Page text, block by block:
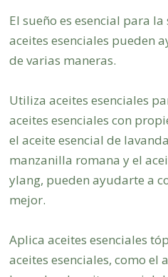
El sueño es esencial para
aceites esenciales pueden
de varias maneras.
Utiliza aceites esenciales
aceites esenciales con
el aceite esencial de
manzanilla romana y el
ylang, pueden ayudarte a
mejor.
Aplica aceites esenciales
aceites esenciales, como el